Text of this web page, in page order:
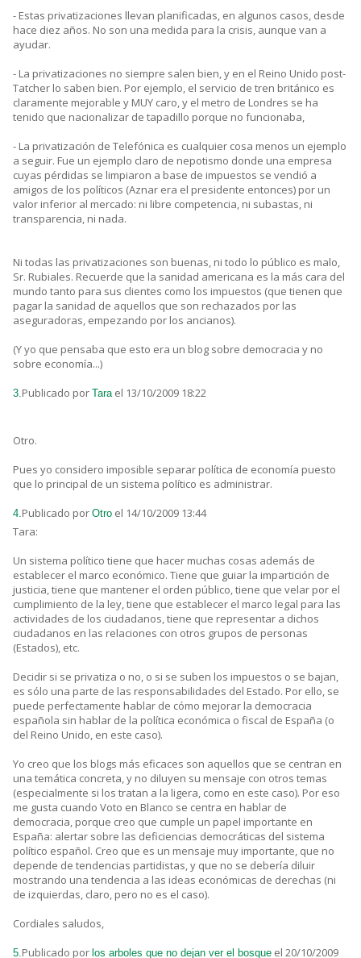
- Estas privatizaciones llevan planificadas, en algunos casos, desde
hace diez años. No son una medida para la crisis, aunque van a
ayudar.
- La privatizaciones no siempre salen bien, y en el Reino Unido post-
Tatcher lo saben bien. Por ejemplo, el servicio de tren británico es
claramente mejorable y MUY caro, y el metro de Londres se ha
tenido que nacionalizar de tapadillo porque no funcionaba,
- La privatización de Telefónica es cualquier cosa menos un ejemplo
a seguir. Fue un ejemplo claro de nepotismo donde una empresa
cuyas pérdidas se limpiaron a base de impuestos se vendió a
amigos de los políticos (Aznar era el presidente entonces) por un
valor inferior al mercado: ni libre competencia, ni subastas, ni
transparencia, ni nada.
Ni todas las privatizaciones son buenas, ni todo lo público es malo,
Sr. Rubiales. Recuerde que la sanidad americana es la más cara del
mundo tanto para sus clientes como los impuestos (que tienen que
pagar la sanidad de aquellos que son rechazados por las
aseguradoras, empezando por los ancianos).
(Y yo que pensaba que esto era un blog sobre democracia y no
sobre economía...)
3.Publicado por Tara el 13/10/2009 18:22
Otro.
Pues yo considero imposible separar política de economía puesto
que lo principal de un sistema político es administrar.
4.Publicado por Otro el 14/10/2009 13:44
Tara:
Un sistema político tiene que hacer muchas cosas además de
establecer el marco económico. Tiene que guiar la impartición de
justicia, tiene que mantener el orden público, tiene que velar por el
cumplimiento de la ley, tiene que establecer el marco legal para las
actividades de los ciudadanos, tiene que representar a dichos
ciudadanos en las relaciones con otros grupos de personas
(Estados), etc.
Decidir si se privatiza o no, o si se suben los impuestos o se bajan,
es sólo una parte de las responsabilidades del Estado. Por ello, se
puede perfectamente hablar de cómo mejorar la democracia
española sin hablar de la política económica o fiscal de España (o
del Reino Unido, en este caso).
Yo creo que los blogs más eficaces son aquellos que se centran en
una temática concreta, y no diluyen su mensaje con otros temas
(especialmente si los tratan a la ligera, como en este caso). Por eso
me gusta cuando Voto en Blanco se centra en hablar de
democracia, porque creo que cumple un papel importante en
España: alertar sobre las deficiencias democráticas del sistema
político español. Creo que es un mensaje muy importante, que no
depende de tendencias partidistas, y que no se debería diluir
mostrando una tendencia a las ideas económicas de derechas (ni
de izquierdas, claro, pero no es el caso).
Cordiales saludos,
5.Publicado por los arboles que no dejan ver el bosque el 20/10/2009